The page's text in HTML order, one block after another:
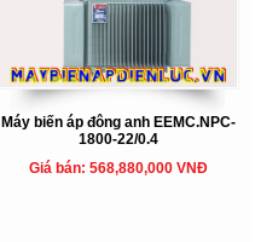
Máy biến áp đông anh EEMC.NPC-
1800-22/0.4
Giá bán: 568,880,000 VNĐ